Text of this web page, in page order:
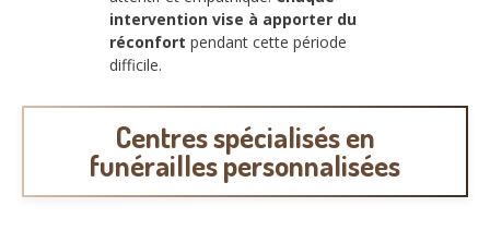
intervention vise à apporter du
réconfort pendant cette période
difficile.
Centres spécialisés en
funérailles personnalisées